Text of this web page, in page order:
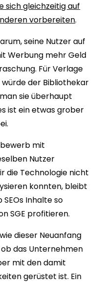
sich gleichzeitig auf
vorbereiten.
seine Nutzer auf
Werbung mehr Geld
Für Verlage
der Bibliothekar
sie überhaupt
ist ein etwas grober
mit
Nutzer
die Technologie nicht
konnten, bleibt
Inhalte so
SGE profitieren.
dieser Neuanfang
das Unternehmen
mit den damit
gerüstet ist. Ein